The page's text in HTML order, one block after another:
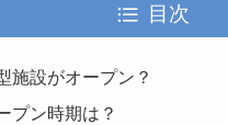
目次
施設がオープン？
プン時期は？